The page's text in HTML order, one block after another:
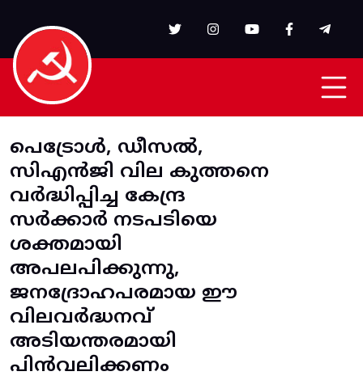
പെട്രോൾ, ഡീസൽ,
സിഎൻജി വില കുത്തനെ
വർദ്ധിപ്പിച്ച കേന്ദ്ര
സർക്കാർ നടപടിയെ
ശക്തമായി
അപലപിക്കുന്നു,
ജനദ്രോഹപരമായ ഈ
വിലവർദ്ധനവ്
അടിയന്തരമായി
പിൻവലിക്കണം